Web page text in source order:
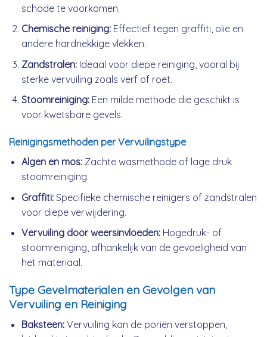
schade te voorkomen.
Chemische reiniging:Effectief tegen graffiti, olie en
andere hardnekkige vlekken.
Zandstralen:Ideaal voor diepe reiniging, vooral bij
sterke vervuiling zoals verf of roet.
Stoomreiniging:Een milde methode die geschikt is
voor kwetsbare gevels.
Reinigingsmethoden per Vervuilingstype
Algen en mos:Zachte wasmethode of lage druk
stoomreiniging.
Graffiti:Specifieke chemische reinigers of zandstralen
voor diepe verwijdering.
Vervuiling door weersinvloeden:Hogedruk- of
stoomreiniging, afhankelijk van de gevoeligheid van
het materiaal.
Type Gevelmaterialen en Gevolgen van
Vervuiling en Reiniging
Baksteen:Vervuiling kan de poriën verstoppen,